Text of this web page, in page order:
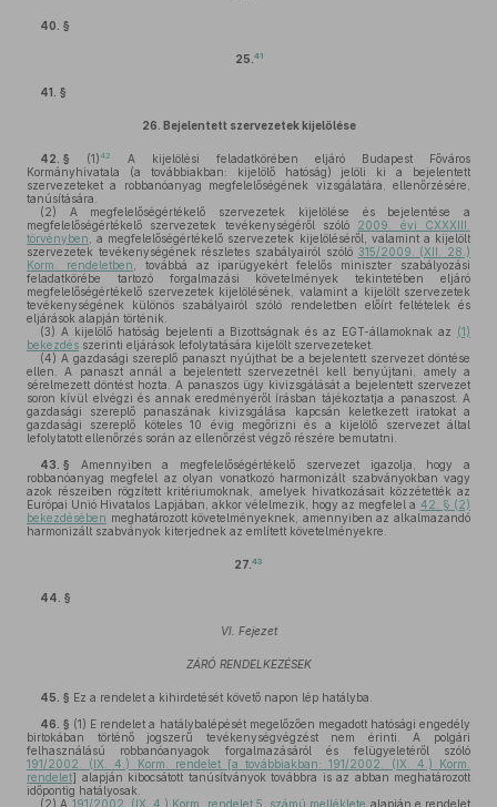
40. §
25. 41
41. §
26. Bejelentett szervezetek kijelölése
42. § (1)42
A kijelölési feladatkörében eljáró Budapest Főváros
Kormányhivatala (a továbbiakban: kijelölő hatóság) jelöli ki a bejelentett
szervezeteket a robbanóanyag megfelelőségének vizsgálatára, ellenőrzésére,
tanúsítására.
(2) A megfelelőségértékelő szervezetek kijelölése és bejelentése a
megfelelőségértékelő szervezetek tevékenységéről szóló 2009. évi CXXXIII.
törvényben , a megfelelőségértékelő szervezetek kijelöléséről, valamint a kijelölt
szervezetek tevékenységének részletes szabályairól szóló 315/2009. (XII. 28.)
Korm. rendeletben , továbbá az iparügyekért felelős miniszter szabályozási
feladatkörébe tartozó forgalmazási követelmények tekintetében eljáró
megfelelőségértékelő szervezetek kijelölésének, valamint a kijelölt szervezetek
tevékenységének különös szabályairól szóló rendeletben előírt feltételek és
eljárások alapján történik.
(3) A kijelölő hatóság bejelenti a Bizottságnak és az EGT-államoknak az (1)
bekezdés szerinti eljárások lefolytatására kijelölt szervezeteket.
(4) A gazdasági szereplő panaszt nyújthat be a bejelentett szervezet döntése
ellen. A panaszt annál a bejelentett szervezetnél kell benyújtani, amely a
sérelmezett döntést hozta. A panaszos ügy kivizsgálását a bejelentett szervezet
soron kívül elvégzi és annak eredményéről írásban tájékoztatja a panaszost. A
gazdasági szereplő panaszának kivizsgálása kapcsán keletkezett iratokat a
gazdasági szereplő köteles 10 évig megőrizni és a kijelölő szervezet által
lefolytatott ellenőrzés során az ellenőrzést végző részére bemutatni.
43. § Amennyiben a megfelelőségértékelő szervezet igazolja, hogy a
robbanóanyag megfelel az olyan vonatkozó harmonizált szabványokban vagy
azok részeiben rögzített kritériumoknak, amelyek hivatkozásait közzétették az
Európai Unió Hivatalos Lapjában, akkor vélelmezik, hogy az megfelel a 42. § (2)
bekezdésében meghatározott követelményeknek, amennyiben az alkalmazandó
harmonizált szabványok kiterjednek az említett követelményekre.
27. 43
44. §
VI. Fejezet
ZÁRÓ RENDELKEZÉSEK
45. § Ez a rendelet a kihirdetését követő napon lép hatályba.
46. § (1) E rendelet a hatálybalépését megelőzően megadott hatósági engedély
birtokában történő jogszerű tevékenységvégzést nem érinti. A polgári
felhasználású robbanóanyagok forgalmazásáról és felügyeletéről szóló
191/2002. (IX. 4.) Korm. rendelet [a továbbiakban: 191/2002. (IX. 4.) Korm.
rendelet] alapján kibocsátott tanúsítványok továbbra is az abban meghatározott
időpontig hatályosak.
(2) A 191/2002. (IX. 4.) Korm. rendelet 5. számú melléklete alapján e rendelet